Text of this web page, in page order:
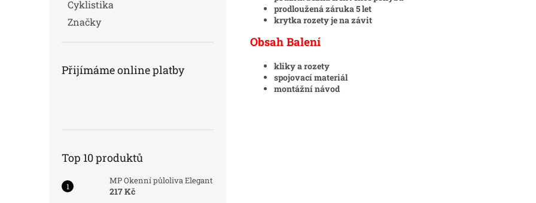
Cyklistika
Značky
Přijímáme online platby
Top 10 produktů
MP Okenní půloliva Elegant
217 Kč
prodloužená záruka 5 let
krytka rozety je na závit
Obsah Balení
kliky a rozety
spojovací materiál
montážní návod